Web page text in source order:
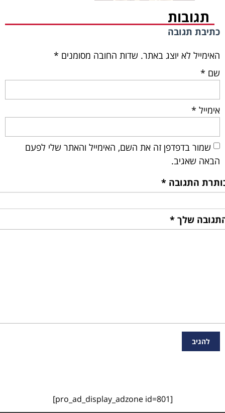
תגובות
כתיבת תגובה
האימייל לא יוצג באתר. שדות החובה מסומנים *
שם *
אימייל *
שמור בדפדפן זה את השם, האימייל והאתר שלי לפעם
הבאה שאגיב.
התגובה *
שלך *
[pro_ad_display_adzone id=801]